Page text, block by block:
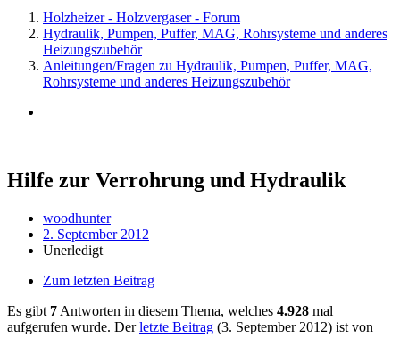
Holzheizer - Holzvergaser - Forum
Hydraulik, Pumpen, Puffer, MAG, Rohrsysteme und anderes
Heizungszubehör
Anleitungen/Fragen zu Hydraulik, Pumpen, Puffer, MAG,
Rohrsysteme und anderes Heizungszubehör
Hilfe zur Verrohrung und Hydraulik
woodhunter
2. September 2012
Unerledigt
Zum letzten Beitrag
Es gibt 7 Antworten in diesem Thema, welches 4.928 mal
aufgerufen wurde. Derletzte Beitrag (3. September 2012) ist von